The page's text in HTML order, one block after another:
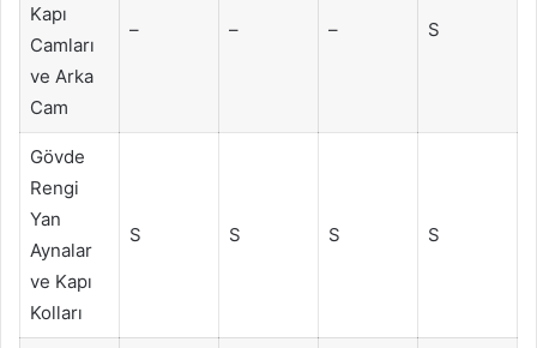
Kapı
Camları
ve Arka
Cam
– – – S
Gövde
Rengi
Yan
Aynalar
ve Kapı
Kolları
S S S S